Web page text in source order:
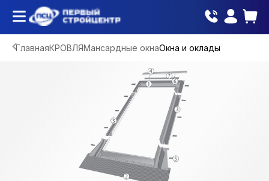
ГлавнаяКРОВЛЯМансардные окнаОкна и оклады